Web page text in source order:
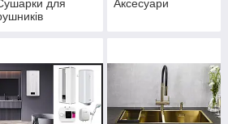
для
Аксесуари